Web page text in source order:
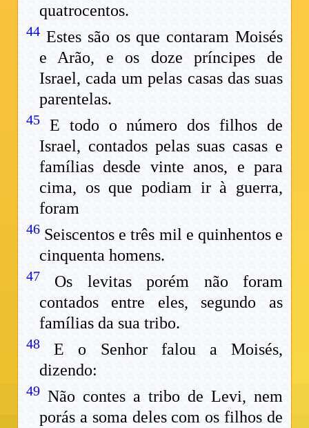
quatrocentos.
44 Estes são os que contaram Moisés
e Arão, e os doze príncipes de
Israel, cada um pelas casas das suas
parentelas.
45
E todo o número dos filhos de
Israel, contados pelas suas casas e
famílias desde vinte anos, e para
cima, os que podiam ir à guerra,
foram
46 Seiscentos e três mil e quinhentos e
cinquenta homens.
47
Os levitas porém não foram
contados entre eles, segundo as
famílias da sua tribo.
48
E o Senhor falou a Moisés,
dizendo:
49 Não contes a tribo de Levi, nem
porás a soma deles com os filhos de